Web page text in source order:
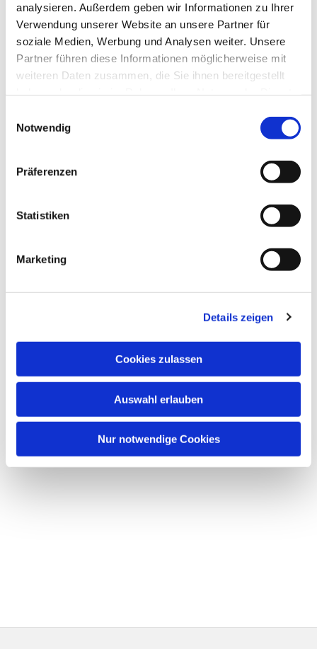
analysieren. Außerdem geben wir Informationen zu Ihrer
Verwendung unserer Website an unsere Partner für
soziale Medien, Werbung und Analysen weiter. Unsere
Partner führen diese Informationen möglicherweise mit
weiteren Daten zusammen, die Sie ihnen bereitgestellt
Notwendig
Präferenzen
Statistiken
Marketing
Details zeigen
Cookies zulassen
Auswahl erlauben
Nur notwendige Cookies
Dies könnte Sie auch